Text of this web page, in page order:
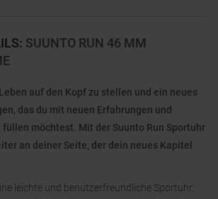
: SUUNTO RUN 46 MM
auf den Kopf zu stellen und ein neues
das du mit neuen Erfahrungen und
möchtest. Mit der Suunto Run Sportuhr
an deiner Seite, der dein neues Kapitel
leichte und benutzerfreundliche Sportuhr.